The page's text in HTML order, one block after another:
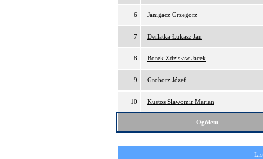
6 Janigacz Grzegorz
7 Derlatka Łukasz Jan
8 Borek Zdzisław Jacek
9 Groborz Józef
10 Kustos Sławomir Marian
Ogółem